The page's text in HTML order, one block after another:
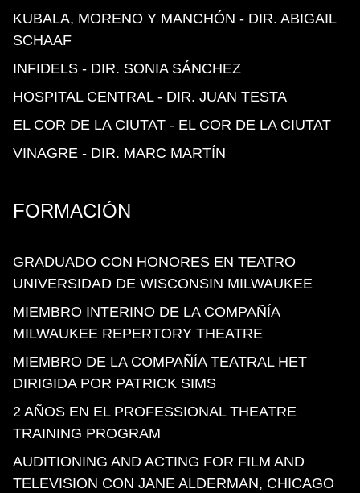
KUBALA, MORENO Y MANCHÓN - DIR. ABIGAIL
SCHAAF
INFIDELS - DIR. SONIA SÁNCHEZ
HOSPITAL CENTRAL - DIR. JUAN TESTA
EL COR DE LA CIUTAT - EL COR DE LA CIUTAT
VINAGRE - DIR. MARC MARTÍN
FORMACIÓN
GRADUADO CON HONORES EN TEATRO
UNIVERSIDAD DE WISCONSIN MILWAUKEE
MIEMBRO INTERINO DE LA COMPAÑÍA
MILWAUKEE REPERTORY THEATRE
MIEMBRO DE LA COMPAÑÍA TEATRAL HET
DIRIGIDA POR PATRICK SIMS
2 AÑOS EN EL PROFESSIONAL THEATRE
TRAINING PROGRAM
AUDITIONING AND ACTING FOR FILM AND
TELEVISION CON JANE ALDERMAN, CHICAGO